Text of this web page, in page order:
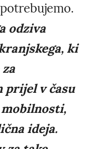
odziva
ki
prijel v času
mobilnosti,
ideja.